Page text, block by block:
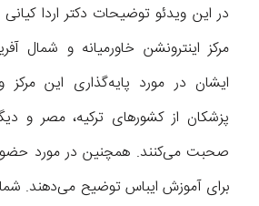
در این ویدئو توضیحات دکتر اردا کیانی
مرکز اینترونشن خاورمیانه و شمال
ایشان در مورد پایه‌گذاری این مرکز
پزشکان از کشور‌های ترکیه، مصر و
صحبت می‌کنند. همچنین در مورد
برای آموزش ایباس توضیح می‌دهند.